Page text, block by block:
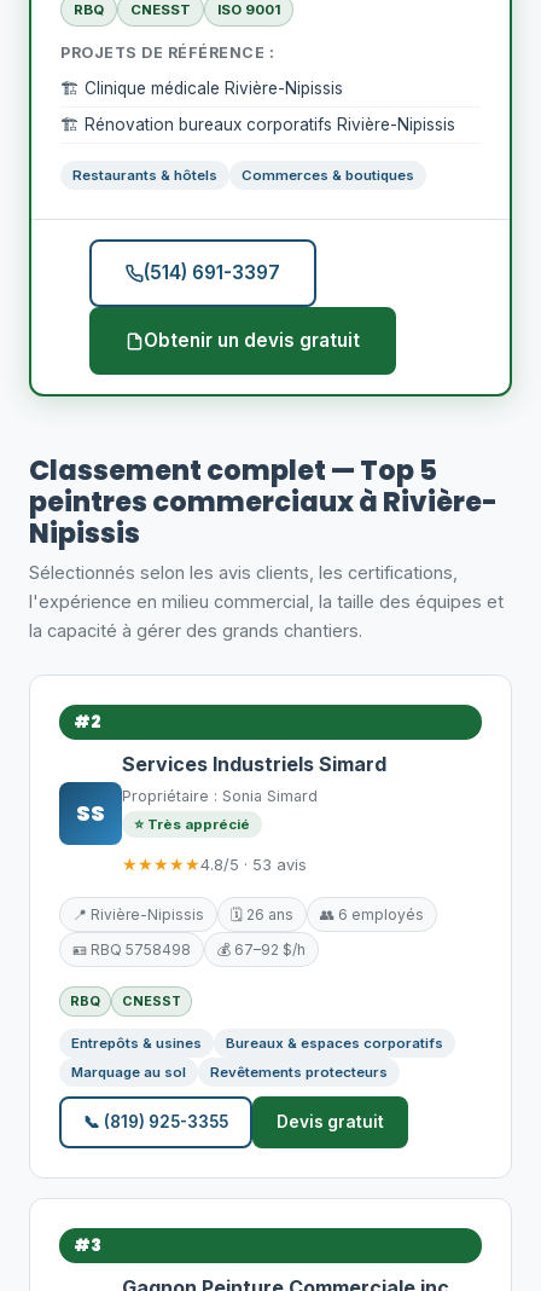
RBQ CNESST ISO 9001
PROJETS DE RÉFÉRENCE :
🏗️ Clinique médicale Rivière-Nipissis
🏗️ Rénovation bureaux corporatifs Rivière-Nipissis
Restaurants & hôtels Commerces & boutiques
(514) 691-3397
Obtenir un devis gratuit
Classement complet — Top 5
peintres commerciaux à Rivière-
Nipissis
Sélectionnés selon les avis clients, les certifications,
l'expérience en milieu commercial, la taille des équipes et
la capacité à gérer des grands chantiers.
#2
SS
Services Industriels Simard
Propriétaire : Sonia Simard
⭐ Très apprécié
★★★★★4.8/5 · 53 avis
📍 Rivière-Nipissis 🗓️ 26 ans
👥 6 employés
🪪 RBQ 5758498
💰 67–92 $/h
RBQ CNESST
Entrepôts & usines
Bureaux & espaces corporatifs
Marquage au sol
Revêtements protecteurs
📞 (819) 925-3355 Devis gratuit
#3